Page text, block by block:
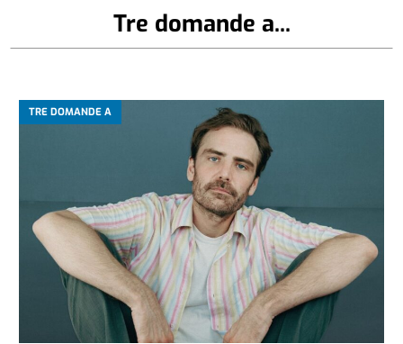
Tre domande a...
TRE DOMANDE A